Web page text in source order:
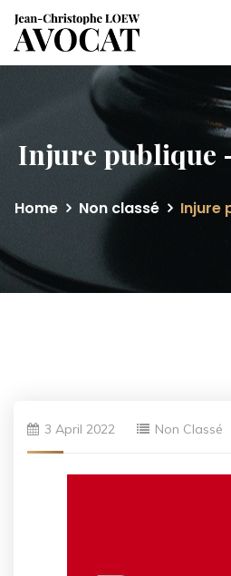
Injure publique
Home Non classé Injure
3 April 2022 Non Classé